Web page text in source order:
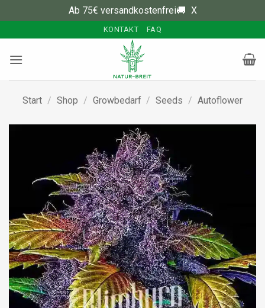
Ab 75€ versandkostenfrei🚚 X
Inhalt
springen
KONTAKT FAQ
Start / Shop / Growbedarf / Seeds / Autoflower